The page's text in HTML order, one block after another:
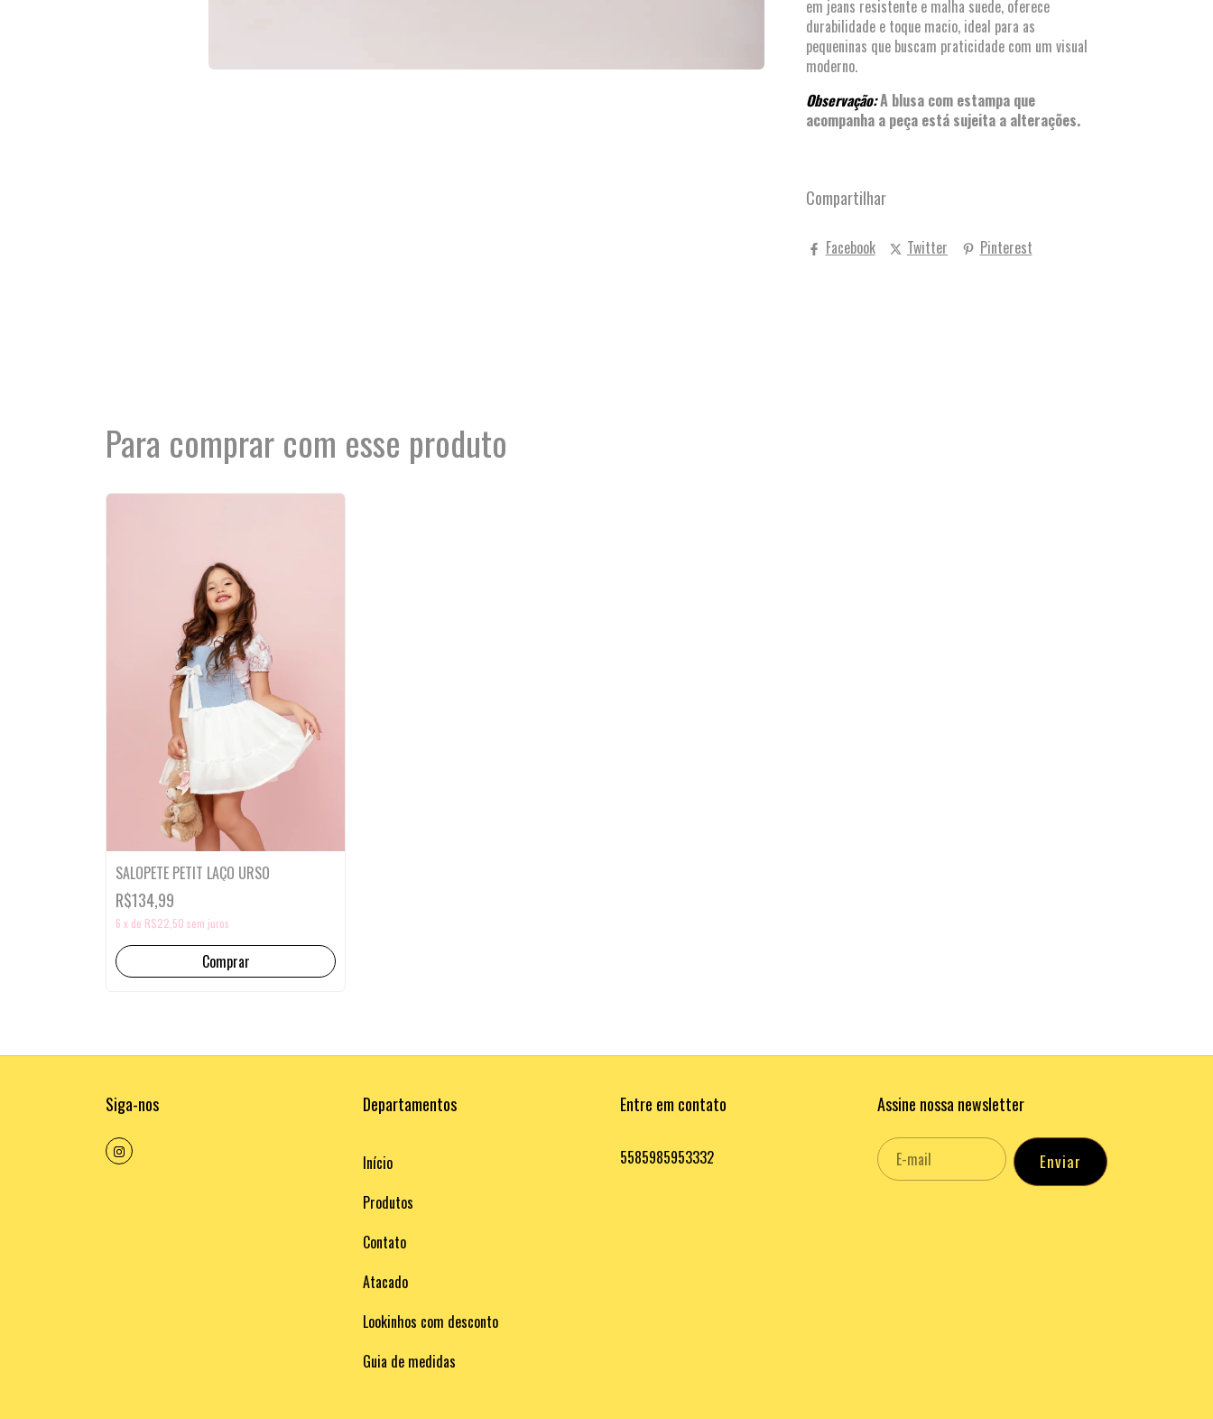
em jeans resistente e malha suede, oferece
durabilidade e toque macio, ideal para as
pequeninas que buscam praticidade com um visual
moderno.
Observação:A blusa com estampa que
acompanha a peça está sujeita a alterações.
Compartilhar
Facebook Twitter Pinterest
Para comprar com esse produto
SALOPETE PETIT LAÇO URSO
R$134,99
6 x de R$22,50 sem juros
Comprar
Siga-nos Departamentos
Início
Produtos
Contato
Atacado
Lookinhos com desconto
Guia de medidas
Entre em contato
5585985953332
Assine nossa newsletter